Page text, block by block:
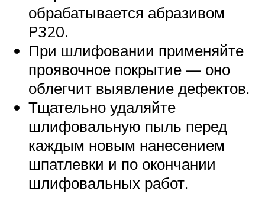
обрабатывается абразивом
P320.
При шлифовании применяйте
проявочное покрытие — оно
облегчит выявление дефектов.
Тщательно удаляйте
шлифовальную пыль перед
каждым новым нанесением
шпатлевки и по окончании
шлифовальных работ.